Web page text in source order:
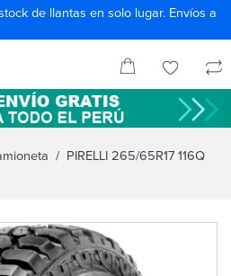
de llantas en solo lugar. Envíos a
/ PIRELLI 265/65R17 116Q